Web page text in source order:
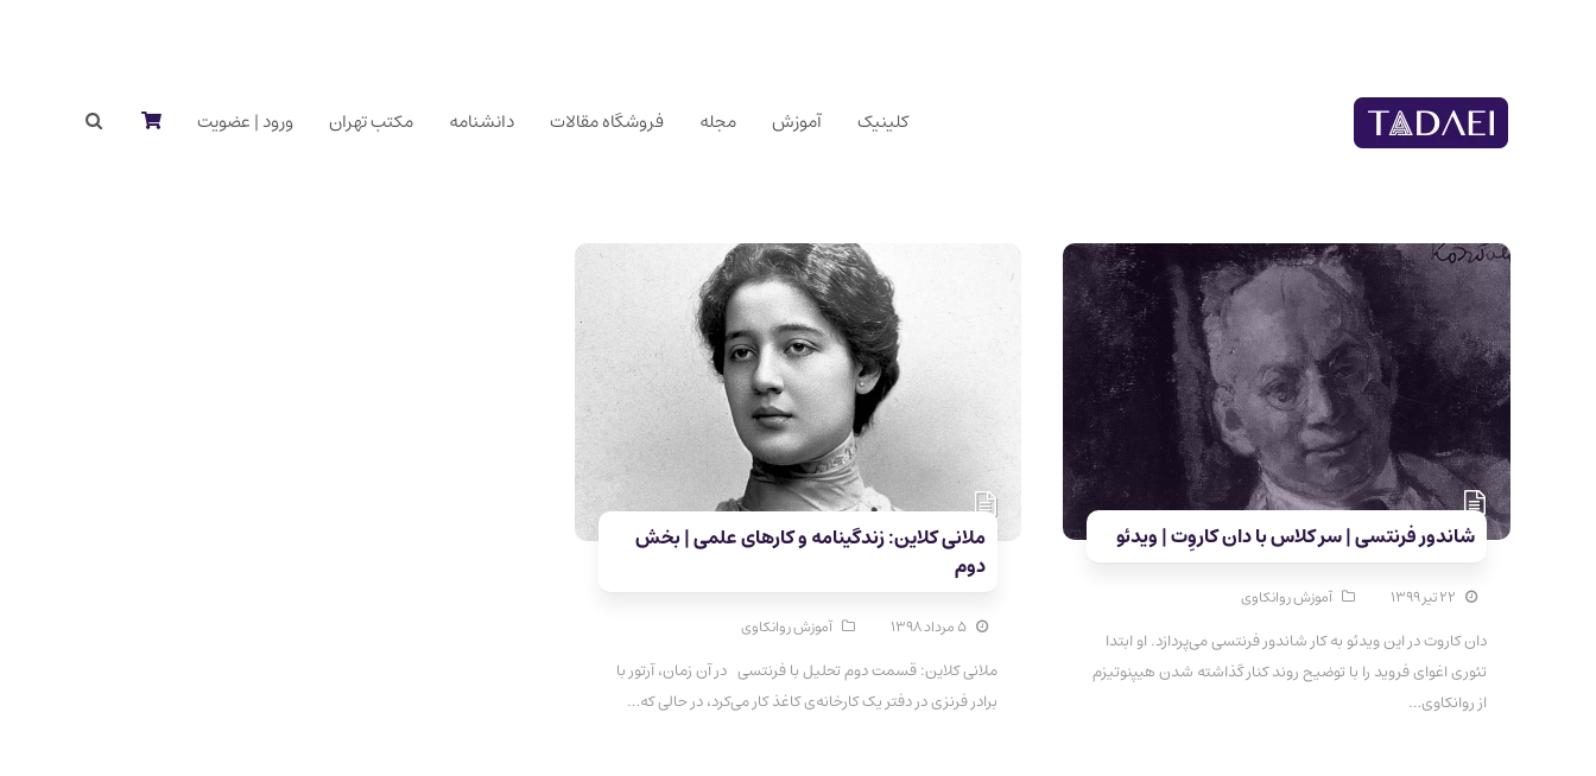
کلینیک آموزش مجله فروشگاه مقالات دانشنامه مکتب تهران ورود | عضویت
شاندور فرنتسی | سر کلاس با دان کاروِت | ویدئو
۲۲ تیر ۱۳۹۹ آموزش روانکاوی
دان کاروت در این ویدئو به کار شاندور فرنتسی می‌پردازد. او ابتدا
تئوری اغوای فروید را با توضیح روند کنار گذاشته شدن هیپنوتیزم
از روانکاوی…
ملانی کلاین: زندگینامه و کارهای علمی | بخش
دوم
۵ مرداد ۱۳۹۸ آموزش روانکاوی
ملانی کلاین: قسمت دوم تحلیل با فرنتسی در آن زمان، آرتور با
برادر فرنزی در دفتر یک کارخانه‌ی کاغذ کار می‌کرد، در حالی که…